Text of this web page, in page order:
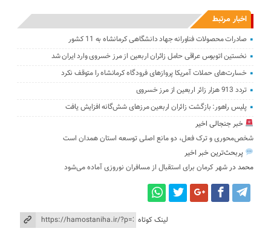
اخبار مرتبط
صادرات محصولات فناورانه جهاد دانشگاهی کرمانشاه به 11 کشور
نخستین اتوبوس عراقی حامل زائران اربعین از مرز خسروی وارد ایران شد
خسارت‌های حملات آمریکا پروازهای فرودگاه کرمانشاه را متوقف نکرد
تردد 913 هزار زائر اربعین از مرز خسروی
پلیس راهور: بازگشت زائران اربعین مرزهای شش‌گانه افزایش یافت
خبر جنجالی اخیر
شخص‌محوری و ترک فعل، دو مانع اصلی توسعه استان همدان است
پربحث‌ترین خبر اخیر
محمد درشهر کرمان برای استقبال از مسافران نوروزی آماده می‌شود
لینک کوتاه